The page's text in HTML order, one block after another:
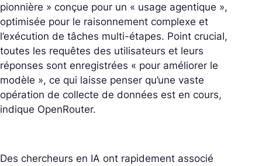
pionnière » conçue pour un « usage agentique »,
optimisée pour le raisonnement complexe et
l’exécution de tâches multi-étapes. Point crucial,
toutes les requêtes des utilisateurs et leurs
réponses sont enregistrées « pour améliorer le
modèle », ce qui laisse penser qu’une vaste
opération de collecte de données est en cours,
indique OpenRouter.
Des chercheurs en IA ont rapidement associé